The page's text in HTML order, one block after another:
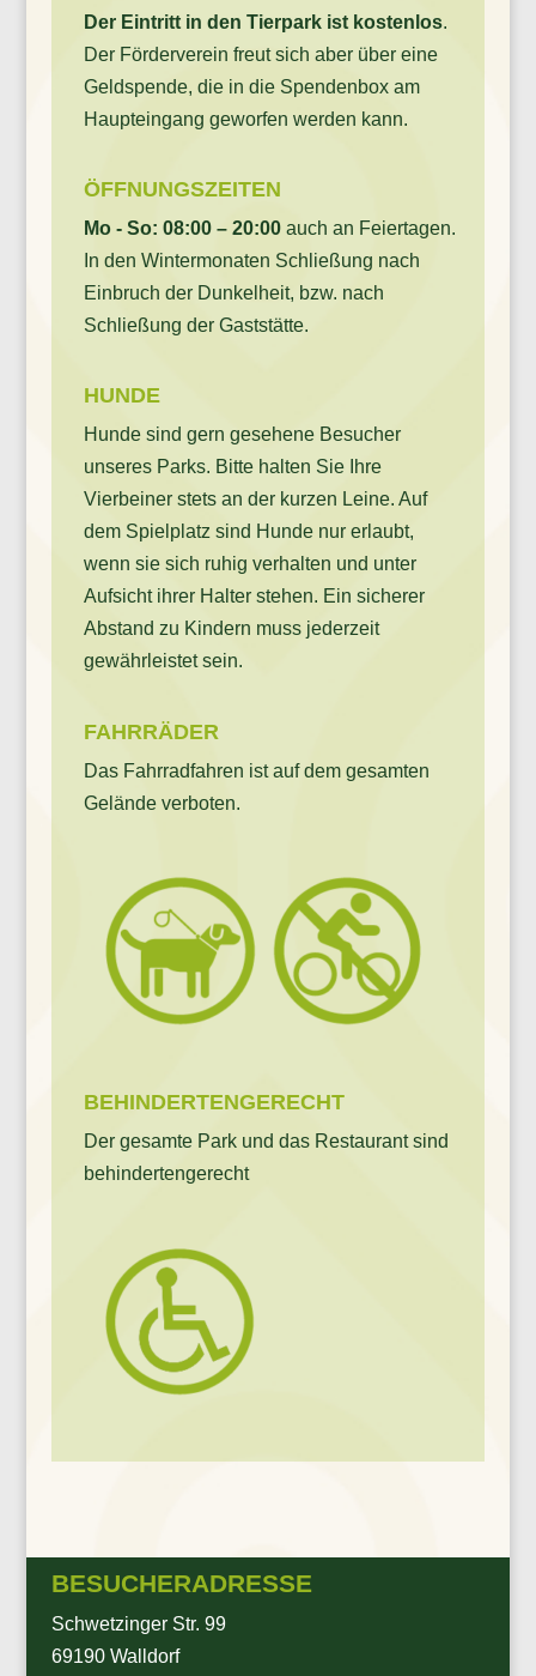
Der Eintritt in den Tierpark ist kostenlos.
Der Förderverein freut sich aber über eine
Geldspende, die in die Spendenbox am
Haupteingang geworfen werden kann.
ÖFFNUNGSZEITEN
Mo - So: 08:00 – 20:00auch an Feiertagen.
In den Wintermonaten Schließung nach
Einbruch der Dunkelheit, bzw. nach
Schließung der Gaststätte.
HUNDE
Hunde sind gern gesehene Besucher
unseres Parks. Bitte halten Sie Ihre
Vierbeiner stets an der kurzen Leine. Auf
dem Spielplatz sind Hunde nur erlaubt,
wenn sie sich ruhig verhalten und unter
Aufsicht ihrer Halter stehen. Ein sicherer
Abstand zu Kindern muss jederzeit
gewährleistet sein.
FAHRRÄDER
Das Fahrradfahren ist auf dem gesamten
Gelände verboten.
BEHINDERTENGERECHT
Der gesamte Park und das Restaurant sind
behindertengerecht
BESUCHERADRESSE
Schwetzinger Str. 99
69190 Walldorf